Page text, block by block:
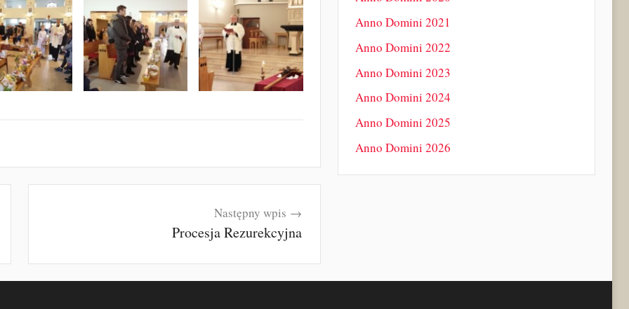
Następny wpis
Procesja Rezurekcyjna
Anno Domini 2021
Anno Domini 2022
Anno Domini 2023
Anno Domini 2024
Anno Domini 2025
Anno Domini 2026